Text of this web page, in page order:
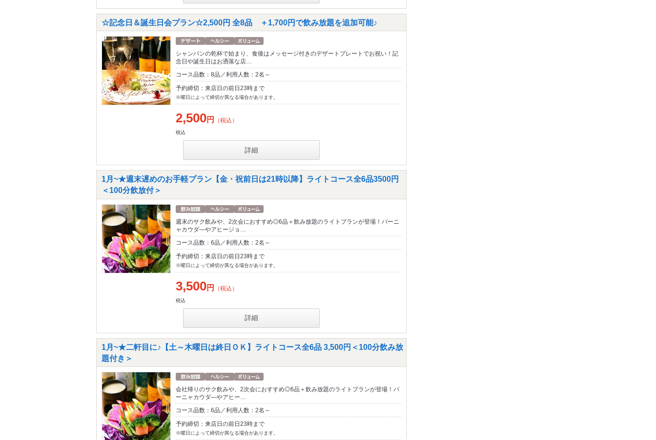
☆記念日＆誕生日会プラン☆2,500円 全8品 ＋1,700円で飲み放題を追加可能♪
シャンパンの乾杯で始まり、食後はメッセージ付きのデザートプレートでお祝い！記
念日や誕生日はお洒落な店…
コース品数：8品／利用人数：2名～
予約締切：来店日の前日23時まで
※曜日によって締切が異なる場合があります。
2,500円 （税込）
税込
詳細
1月~★週末遅めのお手軽プラン【金・祝前日は21時以降】ライトコース全6品3500円
＜100分飲放付＞
週末のサク飲みや、2次会におすすめ◎6品＋飲み放題のライトプランが登場！バーニ
ャカウダ―やアヒージョ…
コース品数：6品／利用人数：2名～
予約締切：来店日の前日23時まで
※曜日によって締切が異なる場合があります。
3,500円 （税込）
税込
詳細
1月~★二軒目に♪【土～木曜日は終日ＯＫ】ライトコース全6品 3,500円＜100分飲み放
題付き＞
会社帰りのサク飲みや、2次会におすすめ◎6品＋飲み放題のライトプランが登場！バ
ーニャカウダ―やアヒー…
コース品数：6品／利用人数：2名～
予約締切：来店日の前日23時まで
※曜日によって締切が異なる場合があります。